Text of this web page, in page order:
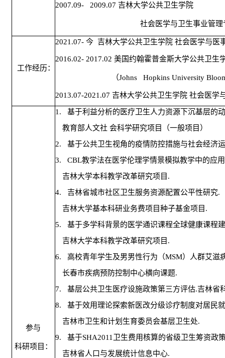
2007.09- 2009.07 吉林大学公共卫生学院
社会医学与卫生事业管理
工作经历：
2021.07- 今 吉林大学公共卫生学院 社会医学与医
2016.02- 2017.02 美国约翰霍普金斯大学公共卫生
（Johns Hopkins University
2013.07-2021.07 吉林大学公共卫生学院 社会医学
参与
科研项目：
1. 基于利益分析的医疗卫生人力资源下沉基层的
教育部人文社 会科学研究项目（一般项目）
2. 基于公共卫生视角的疫情防控措施与社会经济
3. CBL教学法在医学伦理学情景模拟教学中的应
吉林大学本科教学改革研究项目 .
4. 吉林省城市社区卫生服务资源配置公平性研究.
吉林大学基本科研业务费项目种子基金项目 .
5. 基于多学科背景的医学通识课程全球健康课程
吉林大学本科教学改革研究项目 .
6. 高校青年学生及男男性行为（MSM）人群艾滋
长春市疾病预防控制中心横向课题.
7. 基层公共卫生医疗设施政策第三方评估.吉林省
8. 基于效用理论探索新医改分级诊疗制度对居民
吉林市卫生和计划生育委员会基层卫生处.
9. 基于SHA2011 卫生费用核算的省级卫生筹资政
吉林省人口与发展统计信息中心.